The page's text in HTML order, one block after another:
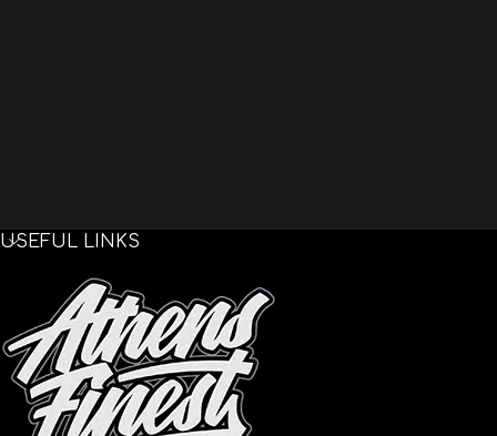
USEFUL LINKS